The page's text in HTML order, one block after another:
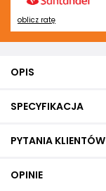
oblicz ratę
OPIS
SPECYFIKACJA
PYTANIA KLIENTÓW
OPINIE